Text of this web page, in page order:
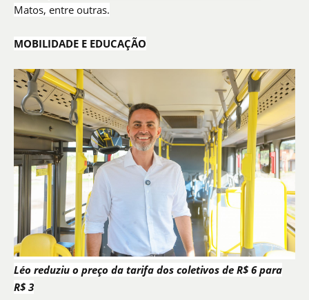
Matos, entre outras.
MOBILIDADE E EDUCAÇÃO
Léo reduziu o preço da tarifa dos coletivos de R$ 6 para
R$ 3